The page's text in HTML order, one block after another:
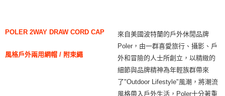
POLER 2WAY DRAW CORD CAP
風格戶外兩用網帽 / 附束繩
來自美國波特蘭的戶外休閒品牌
Poler，由一群喜愛旅行、攝影、戶
外和冒險的人士所創立，以精緻的
細節與品牌精神為年輕族群帶來
了"Outdoor Lifestyle"風潮，將潮流
風格帶入戶外生活，Poler十分著重